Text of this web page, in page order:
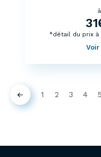
Voir
*détail du prix à
Précédent
1 2 3 4 5